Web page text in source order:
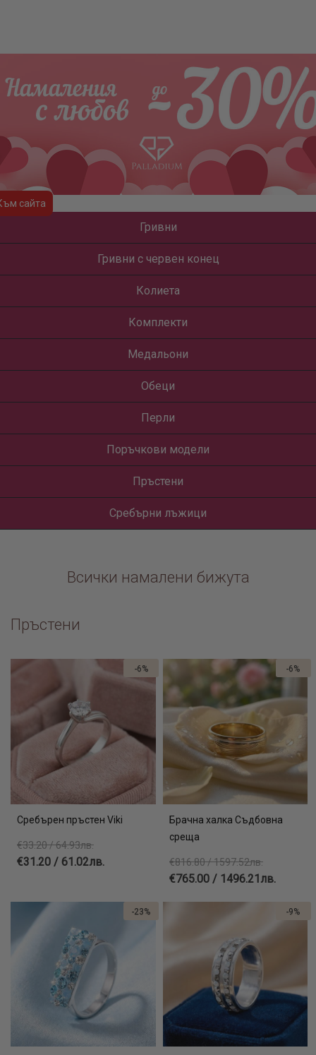
сайта
Гривни
Гривни с червен конец
Колиета
Комплекти
Медальони
Обеци
Перли
Поръчкови модели
Пръстени
Сребърни лъжици
Всички намалени бижута
Пръстени
Сребърен пръстен Viki
€33.20 / 64.93лв.
€31.20 / 61.02лв.
-6%
Брачна халка Съдбовна
среща
€816.80 / 1597.52лв.
€765.00 / 1496.21лв.
-6%
-23% -9%